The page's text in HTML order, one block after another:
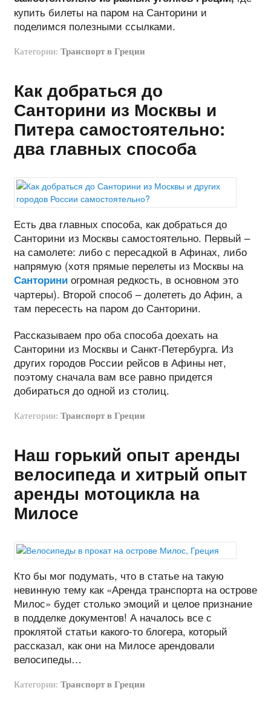
купить билеты на паром на Санторини и
поделимся полезными ссылками.
Категории: Транспорт в Греции
Как добраться до
Санторини из Москвы и
Питера самостоятельно:
два главных способа
Есть два главных способа, как добраться до
Санторини из Москвы самостоятельно. Первый –
на самолете: либо с пересадкой в Афинах, либо
напрямую (хотя прямые перелеты из Москвы на
Санториниогромная редкость, в основном это
чартеры). Второй способ – долететь до Афин, а
там пересесть на паром до Санторини.
Рассказываем про оба способа доехать на
Санторини из Москвы и Санкт-Петербурга. Из
других городов России рейсов в Афины нет,
поэтому сначала вам все равно придется
добираться до одной из столиц.
Категории: Транспорт в Греции
Наш горький опыт аренды
велосипеда и хитрый опыт
аренды мотоцикла на
Милосе
Кто бы мог подумать, что в статье на такую
невинную тему как «Аренда транспорта на острове
Милос» будет столько эмоций и целое признание
в подделке документов! А началось все с
проклятой статьи какого-то блогера, который
рассказал, как они на Милосе арендовали
велосипеды…
Категории: Транспорт в Греции